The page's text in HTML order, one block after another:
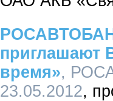
приглашают
время»,
23.05.2012